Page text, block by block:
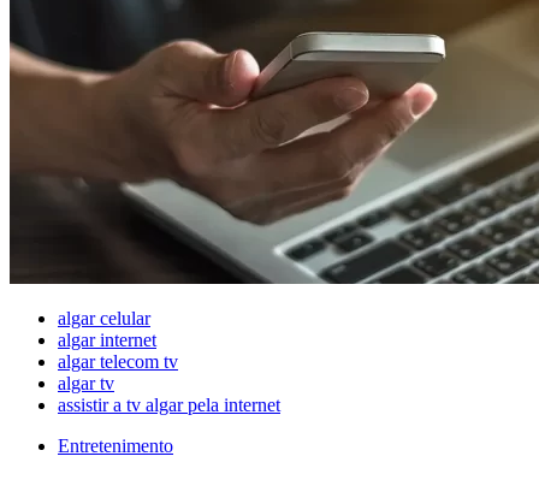
algar celular
algar internet
algar telecom tv
algar tv
assistir a tv algar pela internet
Entretenimento